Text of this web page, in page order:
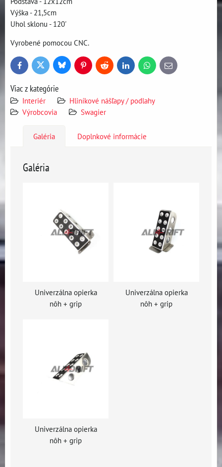
Výška - 21,5cm
Uhol sklonu - 120'
Vyrobené pomocou CNC.
FacebookTwitter BlueskyPinterestReddit LinkedInWhatsApp
E-
mail
Viac z kategórie
Interiér
Hliníkové nášľapy / podlahy
Výrobcovia
Swagier
Galéria Doplnkové informácie
Galéria
Univerzálna opierka
nôh + grip
Univerzálna opierka
nôh + grip
Univerzálna opierka
nôh + grip